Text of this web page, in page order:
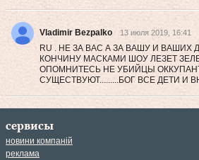
Vladimir Bezpalko 13 июля 2019, 16:41
RU . НЕ ЗА ВАС А ЗА ВАШУ И ВАШИХ
КОНЧИНУ МАСКАМИ ШОУ ЛЕЗЕТ
ОПОМНИТЕСЬ НЕ УБИЙЦЫ
СУЩЕСТВУЮТ.........БОГ ВСЕ ДЕТИ И
сервисы
новини компаній
реклама